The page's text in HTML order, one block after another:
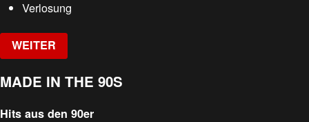
Verlosung
WEITER
MADE IN THE 90S
Hits aus den 90er